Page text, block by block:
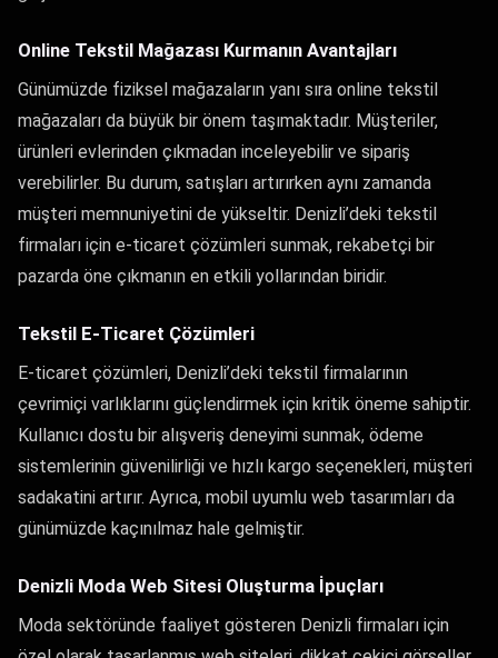
Online Tekstil Mağazası Kurmanın Avantajları
Günümüzde fiziksel mağazaların yanı sıra online tekstil
mağazaları da büyük bir önem taşımaktadır. Müşteriler,
ürünleri evlerinden çıkmadan inceleyebilir ve sipariş
verebilirler. Bu durum, satışları artırırken aynı zamanda
müşteri memnuniyetini de yükseltir. Denizli’deki tekstil
firmaları için e-ticaret çözümleri sunmak, rekabetçi bir
pazarda öne çıkmanın en etkili yollarından biridir.
Tekstil E-Ticaret Çözümleri
E-ticaret çözümleri, Denizli’deki tekstil firmalarının
çevrimiçi varlıklarını güçlendirmek için kritik öneme sahiptir.
Kullanıcı dostu bir alışveriş deneyimi sunmak, ödeme
sistemlerinin güvenilirliği ve hızlı kargo seçenekleri, müşteri
sadakatini artırır. Ayrıca, mobil uyumlu web tasarımları da
günümüzde kaçınılmaz hale gelmiştir.
Denizli Moda Web Sitesi Oluşturma İpuçları
Moda sektöründe faaliyet gösteren Denizli firmaları için